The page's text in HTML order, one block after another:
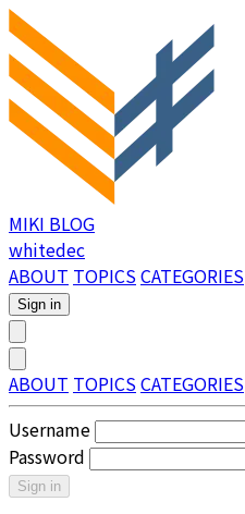
MIKI BLOG
whitedec
ABOUT TOPICSCATEGORIES
Sign in
ABOUT TOPICSCATEGORIES
Username
Password
Sign in